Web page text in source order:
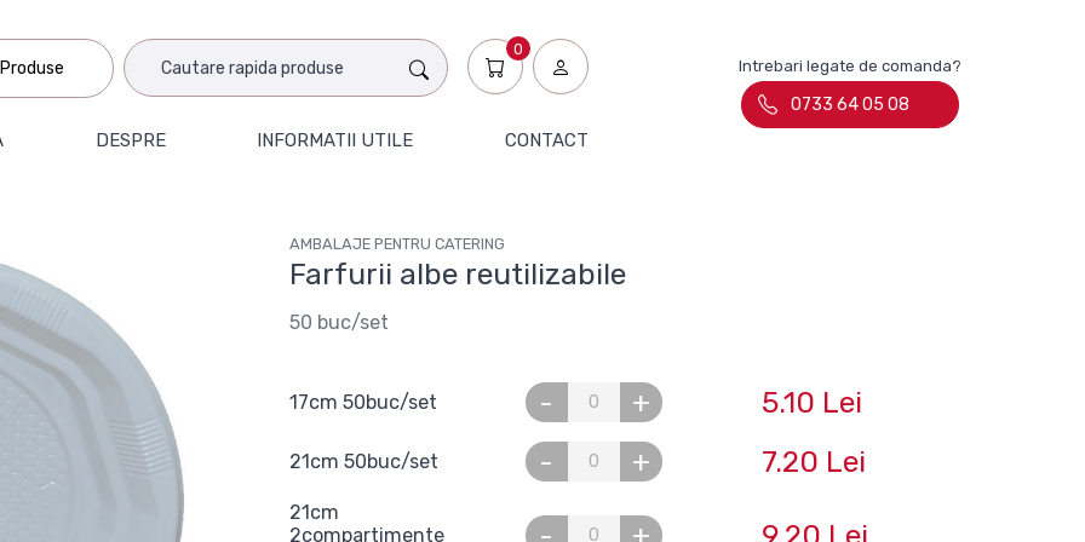
Produse
0
DESPRE INFORMATII UTILE CONTACT
Intrebari legate de comanda?
0733 64 05 08
AMBALAJE PENTRU CATERING
Farfurii albe reutilizabile
50 buc/set
17cm 50buc/set - + 5.10 Lei
21cm 50buc/set - + 7.20 Lei
21cm
2compartimente